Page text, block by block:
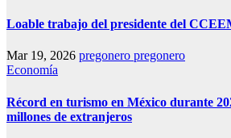
Loable trabajo del presidente del
Mar 19, 2026 pregonero pregonero
Economía
Récord en turismo en México durante
millones de extranjeros